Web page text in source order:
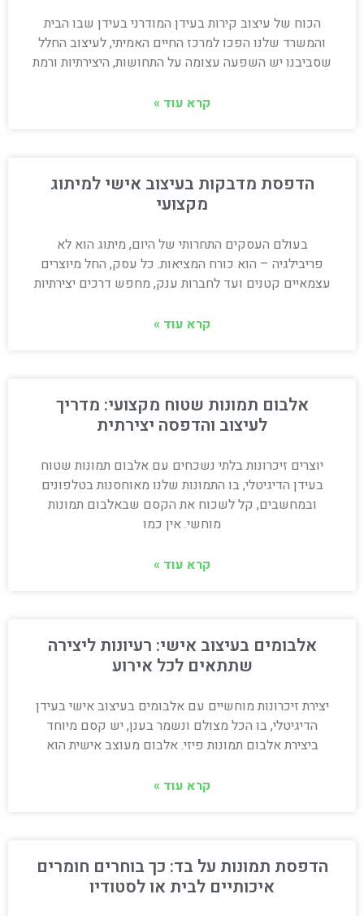
הכוח של עיצוב קירות בעידן המודרני בעידן שבו הבית
והמשרד שלנו הפכו למרכז החיים האמיתי, לעיצוב החלל
שסביבנו יש השפעה עצומה על התחושות, היצירתיות ורמת
קרא עוד »
הדפסת מדבקות בעיצוב אישי למיתוג
מקצועי
בעולם העסקים התחרותי של היום, מיתוג הוא לא
פריבילגיה – הוא כורח המציאות. כל עסק, החל מיוצרים
עצמאיים קטנים ועד לחברות ענק, מחפש דרכים יצירתיות
קרא עוד »
אלבום תמונות שטוח מקצועי: מדריך
לעיצוב והדפסה יצירתית
יוצרים זיכרונות בלתי נשכחים עם אלבום תמונות שטוח
בעידן הדיגיטלי, בו התמונות שלנו מאוחסנות בטלפונים
ובמחשבים, קל לשכוח את הקסם שבאלבום תמונות
מוחשי. אין כמו
קרא עוד »
אלבומים בעיצוב אישי: רעיונות ליצירה
שתתאים לכל אירוע
יצירת זיכרונות מוחשיים עם אלבומים בעיצוב אישי בעידן
הדיגיטלי, בו הכל מצולם ונשמר בענן, יש קסם מיוחד
ביצירת אלבום תמונות פיזי. אלבום מעוצב אישית הוא
קרא עוד »
הדפסת תמונות על בד: כך בוחרים חומרים
איכותיים לבית או לסטודיו